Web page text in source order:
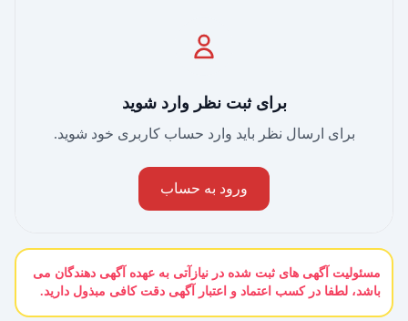
برای ثبت نظر وارد شوید
برای ارسال نظر باید وارد حساب کاربری خود شوید.
ورود به حساب
مسئولیت آگهی های ثبت شده در نیازآتی به عهده آگهی دهندگان می
باشد، لطفا در کسب اعتماد و اعتبار آگهی دقت کافی مبذول دارید.